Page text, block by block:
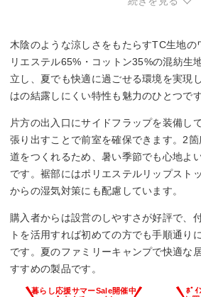
木陰のような涼しさをもたらすTC生地の
リエステル65%・コットン35%の混紡生
立し、夏でも快適に過ごせる環境を実現
はの結露しにくい特性も魅力のひとつです
片方の出入口にサイドフラップを装備し
張り出すことで前室を確保できます。2
道をつくれるため、暑い季節でも心地よ
です。裾部にはポリエステルリップスト
からの湿気対策にも配慮しています。
購入者からは設営のしやすさが好評で、
トを活用すれば初めての方でも手順通り
です。夏のファミリーキャンプで快適な
すすめの製品です。